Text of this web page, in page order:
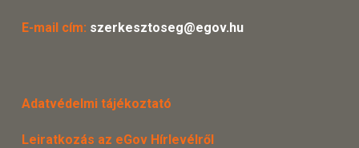
E-mail cím: szerkesztoseg@egov.hu
Adatvédelmi tájékoztató
Leiratkozás az eGov Hírlevélről